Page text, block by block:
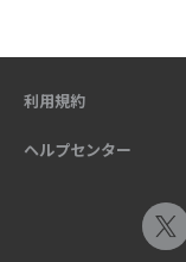
利用規約
ヘルプセンター